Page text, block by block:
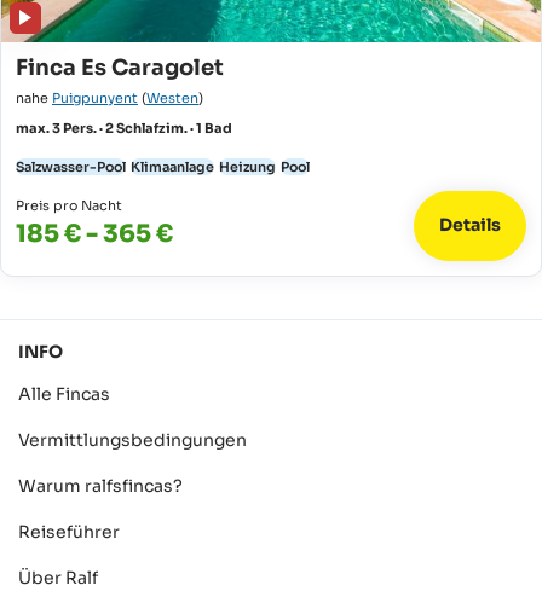
Finca Es Caragolet
nahe Puigpunyent (Westen)
max. 3 Pers. · 2 Schlafzim. · 1 Bad
Salzwasser-Pool Klimaanlage Heizung Pool
Preis pro Nacht
185 € - 365 € Details
INFO
Alle Fincas
Vermittlungsbedingungen
Warum ralfsfincas?
Reiseführer
Über Ralf